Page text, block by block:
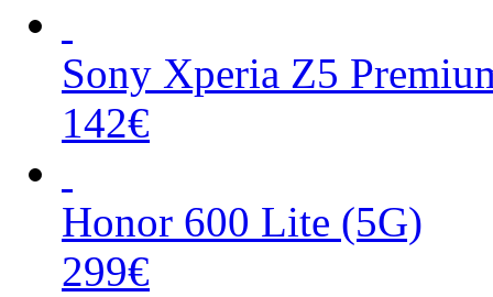
Sony Xperia Z5
142€
Honor 600 Lite (5G)
299€